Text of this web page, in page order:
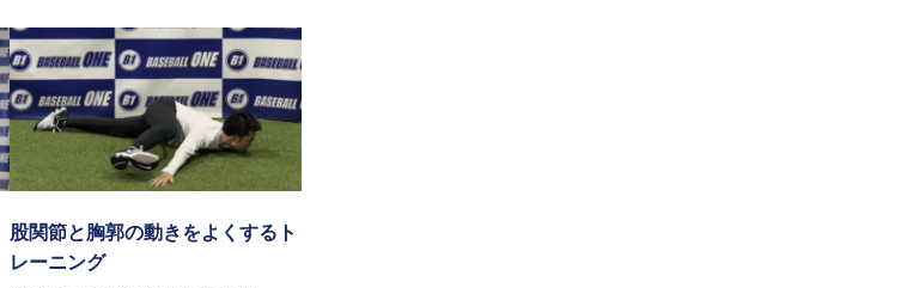
股関節と胸郭の動きをよくするト
レーニング